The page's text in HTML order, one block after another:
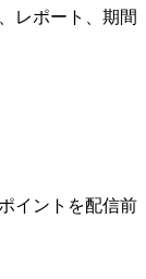
レポート、期間
イントを配信前